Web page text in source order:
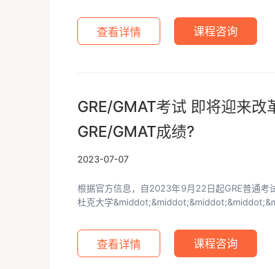
查看详情 课程咨询
GRE/GMAT考试 即将迎来
GRE/GMAT成绩?
2023-07-07
根据官方信息，自2023年9月22日起GRE普通考
杜克大学
查看详情 课程咨询